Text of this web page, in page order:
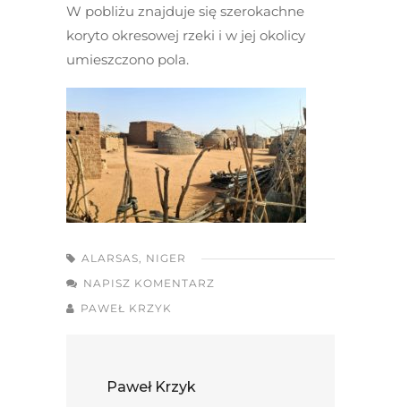
W pobliżu znajduje się szerokachne
koryto okresowej rzeki i w jej okolicy
umieszczono pola.
ALARSAS, NIGER
NAPISZ KOMENTARZ
PAWEŁ KRZYK
Paweł Krzyk